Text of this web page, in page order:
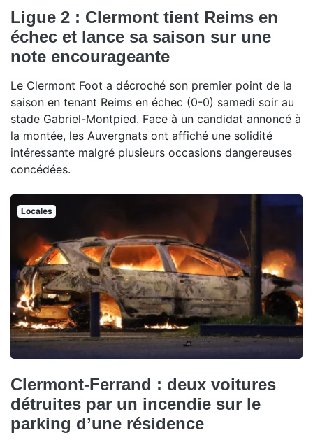
Ligue 2 : Clermont tient Reims en
échec et lance sa saison sur une
note encourageante
Le Clermont Foot a décroché son premier point de la
saison en tenant Reims en échec (0-0) samedi soir au
stade Gabriel-Montpied. Face à un candidat annoncé à
la montée, les Auvergnats ont affiché une solidité
intéressante malgré plusieurs occasions dangereuses
concédées.
Locales
Clermont-Ferrand : deux voitures
détruites par un incendie sur le
parking d’une résidence